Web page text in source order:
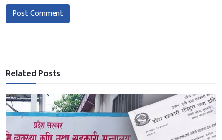
Post Comment
Related Posts